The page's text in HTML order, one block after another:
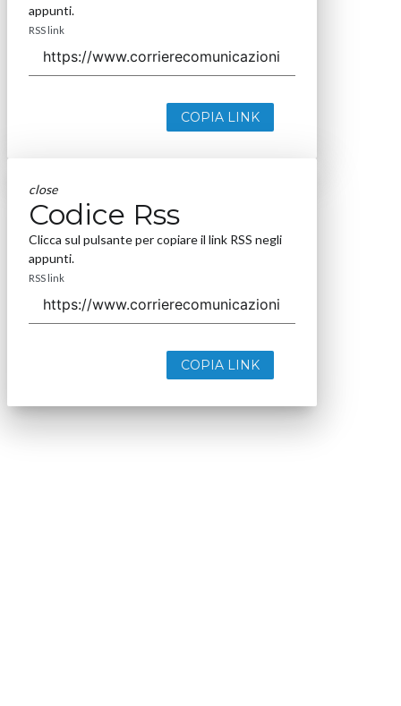
appunti.
RSS link
COPIA LINK
close
Codice Rss
Clicca sul pulsante per copiare il link RSS negli
appunti.
RSS link
COPIA LINK